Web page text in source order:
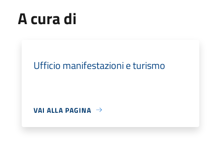
A cura di
Ufficio manifestazioni e turismo
VAI ALLA PAGINA